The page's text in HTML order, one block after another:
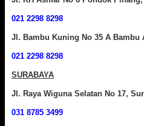
021 2298 8298
Jl. Bambu Kuning No 35 A Bambu
021 2298 8298
SURABAYA
Jl. Raya Wiguna Selatan No 17,
031 8785 3499